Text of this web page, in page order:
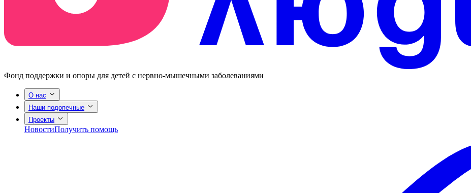
Фонд поддержки и опоры для детей с нервно-мышечными заболеваниями
О нас
Наши подопечные
Проекты
НовостиПолучить помощь